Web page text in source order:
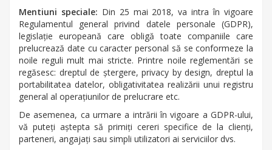
Mentiuni speciale: Din 25 mai 2018, va intra în vigoare
Regulamentul general privind datele personale (GDPR),
legislație europeană care obligă toate companiile care
prelucrează date cu caracter personal să se conformeze la
noile reguli mult mai stricte. Printre noile reglementări se
regăsesc: dreptul de ștergere, privacy by design, dreptul la
portabilitatea datelor, obligativitatea realizării unui registru
general al operațiunilor de prelucrare etc.
De asemenea, ca urmare a intrării în vigoare a GDPR-ului,
vă puteți aștepta să primiți cereri specifice de la clienți,
parteneri, angajați sau simpli utilizatori ai serviciilor dvs.